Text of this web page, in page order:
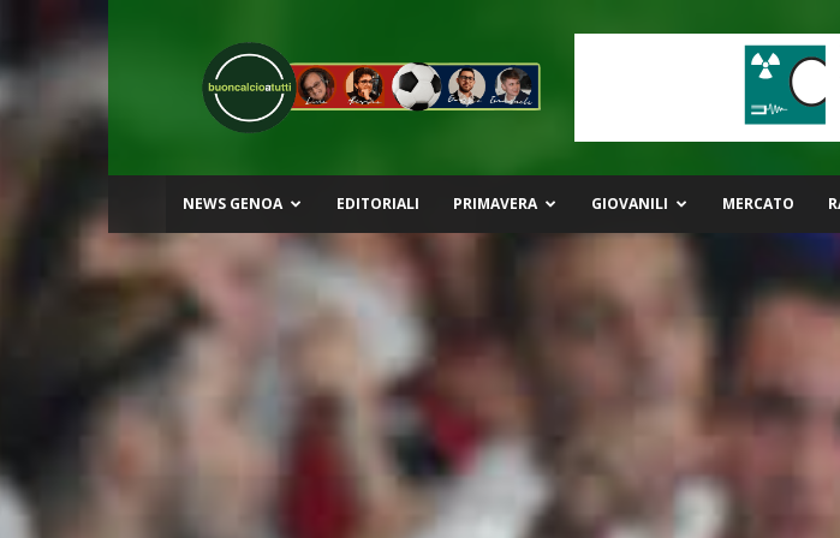
Buon
Calcio
a
Tutti
NEWS GENOA EDITORIALI PRIMAVERA GIOVANILI MERCATO